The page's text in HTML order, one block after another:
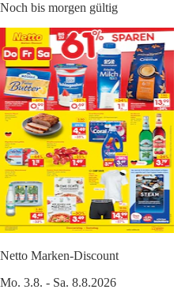
Noch bis morgen gültig
Netto Marken-Discount
Mo. 3.8. - Sa. 8.8.2026